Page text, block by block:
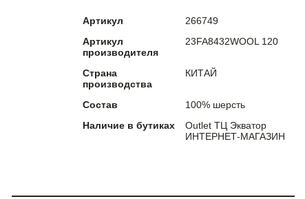
Артикул
266749
Артикул
производителя
23FA8432WOOL 120
Страна
производства
КИТАЙ
Состав
100% шерсть
Наличие в бутиках
Outlet ТЦ Экватор
ИНТЕРНЕТ-МАГАЗИН